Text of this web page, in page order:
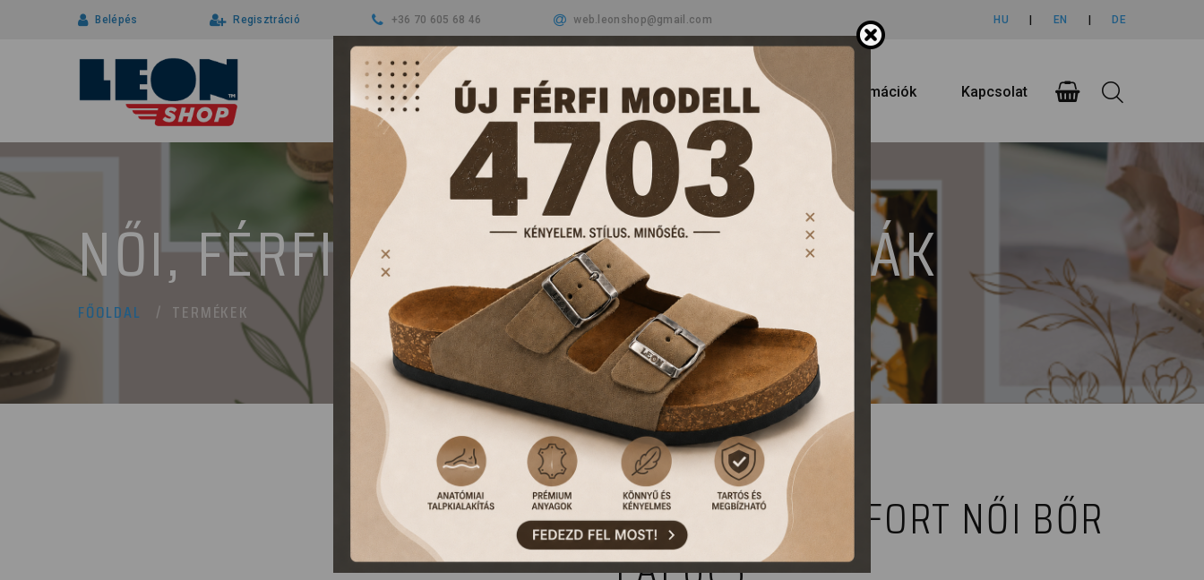
Belépés Regisztráció +36 70 605 68 46 web.leonshop@gmail.com HU EN DE
Cégünkről Termékeink Aktualitások Vásárlási információk Kapcsolat
NŐI, FÉRFI PAPUCSOK ÉS KLUMPÁK
FŐOLDAL TERMÉKEK
932 LEON COMFORT NŐI BŐR